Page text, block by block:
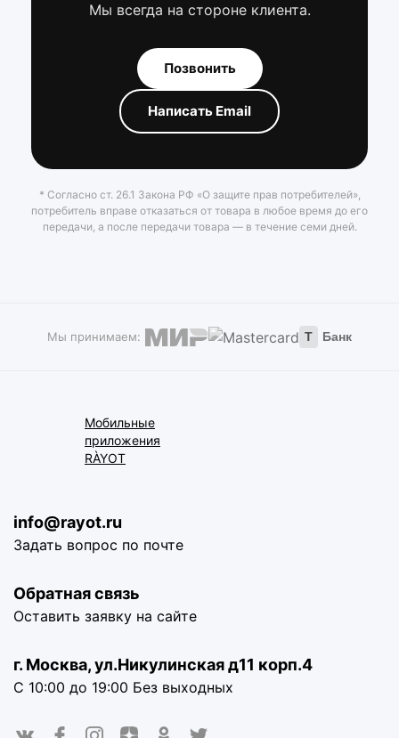
Мы всегда на стороне клиента.
Позвонить
Написать Email
* Согласно ст. 26.1 Закона РФ «О защите прав потребителей»,
потребитель вправе отказаться от товара в любое время до его
передачи, а после передачи товара — в течение семи дней.
Мы принимаем: Т Банк
Мобильные
приложения
RÀYOT
info@rayot.ru
Задать вопрос по почте
Обратная связь
Оставить заявку на сайте
г. Москва, ул.Никулинская д11 корп.4
С 10:00 до 19:00 Без выходных